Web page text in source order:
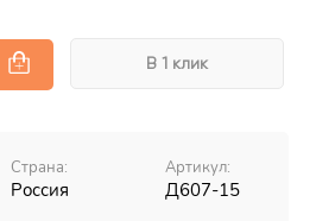
В 1 клик
Страна:
Россия
Артикул:
Д607-15